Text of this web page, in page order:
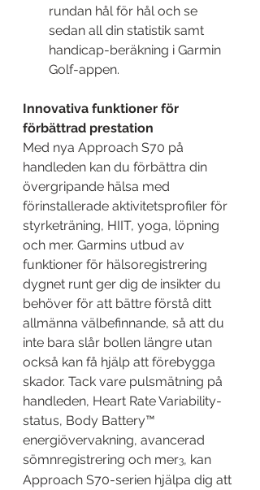
rundan hål för hål och se
sedan all din statistik samt
handicap-beräkning i Garmin
Golf-appen.
Innovativa funktioner för
förbättrad prestation
Med nya Approach S70 på
handleden kan du förbättra din
övergripande hälsa med
förinstallerade aktivitetsprofiler för
styrketräning, HIIT, yoga, löpning
och mer. Garmins utbud av
funktioner för hälsoregistrering
dygnet runt ger dig de insikter du
behöver för att bättre förstå ditt
allmänna välbefinnande, så att du
inte bara slår bollen längre utan
också kan få hjälp att förebygga
skador. Tack vare pulsmätning på
handleden, Heart Rate Variability-
status, Body Battery™
energiövervakning, avancerad
sömnregistrering och mer3, kan
Approach S70-serien hjälpa dig att